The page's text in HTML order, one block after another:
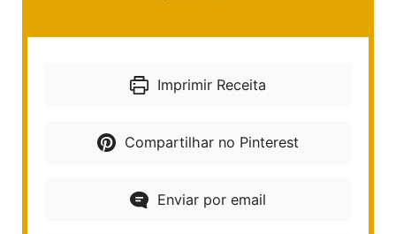
Imprimir Receita
Compartilhar no Pinterest
Enviar por email